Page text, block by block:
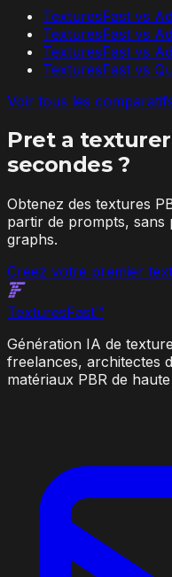
TexturesFast vs
TexturesFast vs
TexturesFast vs
TexturesFast vs
Voir tous les
Pret a
secondes ?
Obtenez des textures
partir de prompts, sans
graphs.
Creez votre premier
TexturesFast™
Génération IA de
freelances, architectes
matériaux PBR de